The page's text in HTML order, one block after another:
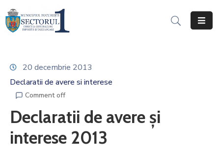
Generale
Servicii
Persoane
Fizice
20 decembrie 2013
Declaratii de avere si interese
Comment off
Declaratii de avere și
interese 2013